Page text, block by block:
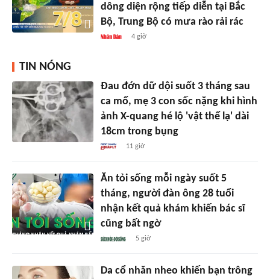
dông diện rộng tiếp diễn tại Bắc
Bộ, Trung Bộ có mưa rào rải rác
4 giờ
TIN NÓNG
Đau đớn dữ dội suốt 3 tháng sau
ca mổ, mẹ 3 con sốc nặng khi hình
ảnh X-quang hé lộ 'vật thể lạ' dài
18cm trong bụng
11 giờ
Ăn tỏi sống mỗi ngày suốt 5
tháng, người đàn ông 28 tuổi
nhận kết quả khám khiến bác sĩ
cũng bất ngờ
5 giờ
Da cổ nhăn nheo khiến bạn trông